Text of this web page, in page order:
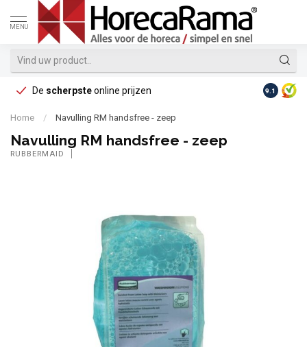
MENU
De scherpsteonline prijzen Op
9.1
Home / Navulling RM handsfree - zeep
Navulling RM handsfree - zeep
RUBBERMAID